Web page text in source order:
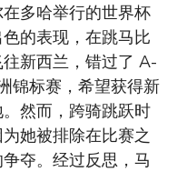
多哈举行的世界杯
的表现，在跳马比
新西兰，错过了 A-
锦标赛，希望获得新
然而，跨骑跳跃时
她被排除在比赛之
夺。经过反思，马